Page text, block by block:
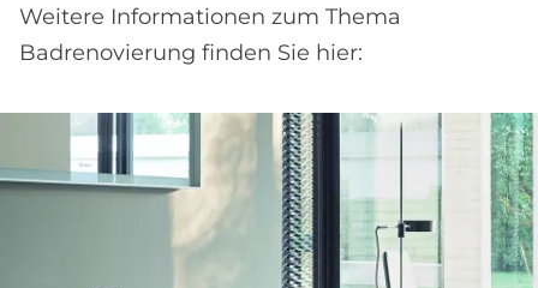
Weitere Informationen zum Thema
Badrenovierung finden Sie hier: